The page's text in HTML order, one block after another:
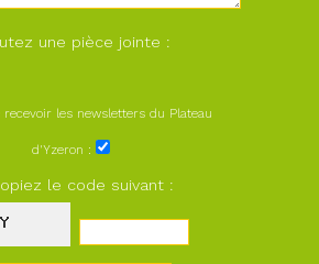
une pièce jointe :
recevoir les newsletters du Plateau
d'Yzeron :
le code suivant :